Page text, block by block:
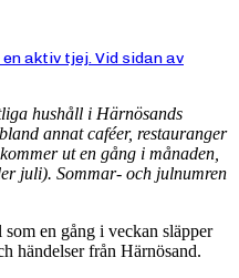
aktiv tjej. Vid sidan av
hushåll i Härnösands
annat caféer, restauranger
ut en gång i månaden,
juli). Sommar- och julnumren
en gång i veckan släpper
händelser från Härnösand.